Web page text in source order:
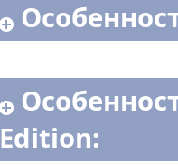
Edition: